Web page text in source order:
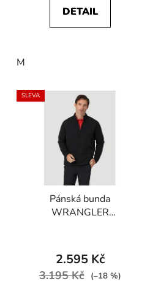
DETAIL
M
SLEVA
Pánská bunda
WRANGLER
Black
2.595 Kč
3.195 Kč (–18 %)